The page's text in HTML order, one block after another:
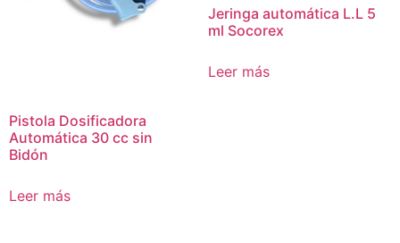
Pistola Dosificadora
Automática 30 cc sin
Bidón
Leer más
Jeringa automática L.L 5
ml Socorex
Leer más